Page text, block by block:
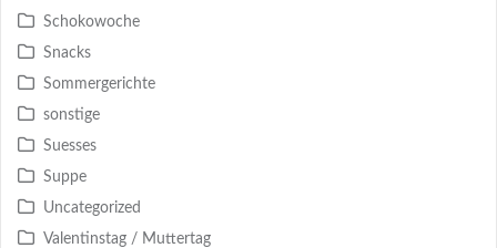
Schokowoche
Snacks
Sommergerichte
sonstige
Suesses
Suppe
Uncategorized
Valentinstag / Muttertag